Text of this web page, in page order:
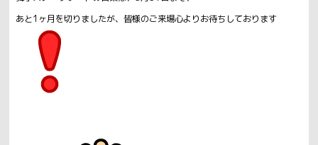
あと1ヶ月を切りましたが、皆様のご来場心よりお待ちしております